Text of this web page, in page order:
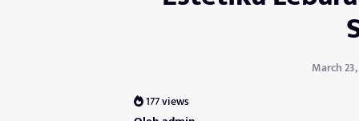
March
177 views